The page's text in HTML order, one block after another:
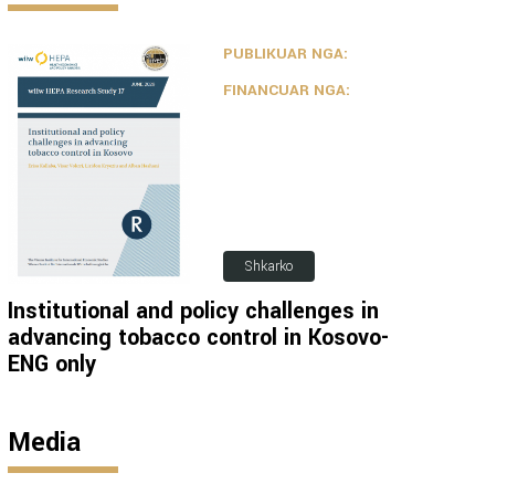
PUBLIKUAR NGA:
FINANCUAR NGA:
Shkarko
Institutional and policy challenges in
advancing tobacco control in Kosovo-
ENG only
Media